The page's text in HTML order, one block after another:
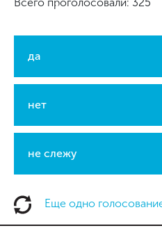
да
нет
не слежу
Еще одно